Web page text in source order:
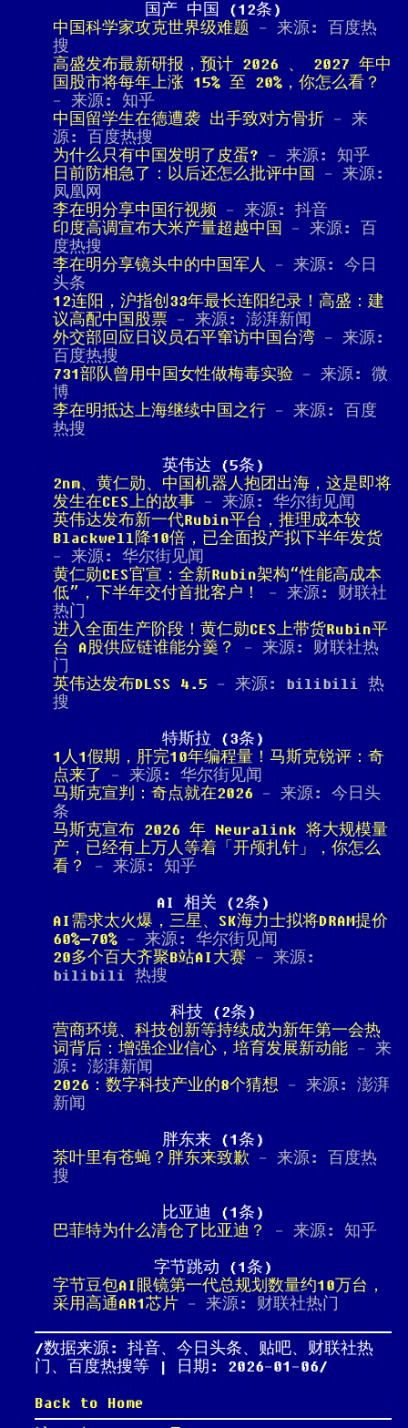
国产 中国 (12条)
中国科学家攻克世界级难题 - 来源: 百度热
搜
高盛发布最新研报，预计 2026 、 2027 年中
国股市将每年上涨 15% 至 20%，你怎么看？
- 来源: 知乎
中国留学生在德遭袭 出手致对方骨折 - 来
源: 百度热搜
为什么只有中国发明了皮蛋? - 来源: 知乎
日前防相急了：以后还怎么批评中国
- 来源:
凤凰网
李在明分享中国行视频 - 来源: 抖音
印度高调宣布大米产量超越中国
- 来源: 百
度热搜
李在明分享镜头中的中国军人 - 来源: 今日
头条
12连阳，沪指创33年最长连阳纪录！高盛：建
议高配中国股票 - 来源: 澎湃新闻
外交部回应日议员石平窜访中国台湾 - 来源:
百度热搜
731部队曾用中国女性做梅毒实验 - 来源: 微
博
李在明抵达上海继续中国之行 - 来源: 百度
热搜
英伟达 (5条)
2nm、黄仁勋、中国机器人抱团出海，这是即将
发生在CES上的故事 - 来源: 华尔街见闻
英伟达发布新一代Rubin平台，推理成本较
Blackwell降10倍，已全面投产拟下半年发货
- 来源: 华尔街见闻
黄仁勋CES官宣：全新Rubin架构“性能高成本
低”，下半年交付首批客户！
- 来源: 财联社
热门
进入全面生产阶段！黄仁勋CES上带货Rubin平
台 A股供应链谁能分羹？
- 来源: 财联社热
门
英伟达发布DLSS 4.5 - 来源: bilibili 热
搜
特斯拉 (3条)
1人1假期，肝完10年编程量！马斯克锐评：奇
点来了
- 来源: 华尔街见闻
马斯克宣判：奇点就在2026 - 来源: 今日头
条
马斯克宣布 2026 年 Neuralink 将大规模量
产，已经有上万人等着「开颅扎针」，你怎么
看？
- 来源: 知乎
AI 相关 (2条)
AI需求太火爆，三星、SK海力士拟将DRAM提价
60%–70% - 来源: 华尔街见闻
20多个百大齐聚B站AI大赛 - 来源:
bilibili 热搜
科技 (2条)
营商环境、科技创新等持续成为新年第一会热
词背后：增强企业信心，培育发展新动能 - 来
源: 澎湃新闻
2026：数字科技产业的8个猜想 - 来源: 澎湃
新闻
胖东来 (1条)
茶叶里有苍蝇？胖东来致歉 - 来源: 百度热
搜
比亚迪 (1条)
巴菲特为什么清仓了比亚迪？
- 来源: 知乎
字节跳动 (1条)
字节豆包AI眼镜第一代总规划数量约10万台，
采用高通AR1芯片 - 来源: 财联社热门
数据来源: 抖音、今日头条、贴吧、财联社热
门、百度热搜等 | 日期: 2026-01-06
Back to Home